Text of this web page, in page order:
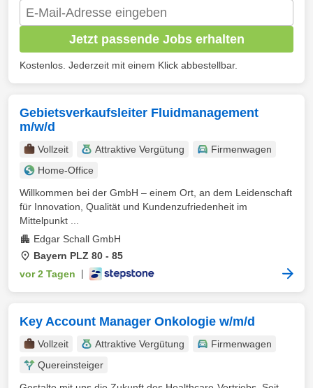
Jetzt passende Jobs erhalten
Kostenlos. Jederzeit mit einem Klick abbestellbar.
Gebietsverkaufsleiter Fluidmanagement
m/w/d
Vollzeit Attraktive Vergütung
Firmenwagen
Home-Office
Willkommen bei der GmbH – einem Ort, an dem Leidenschaft
für Innovation, Qualität und Kundenzufriedenheit im
Mittelpunkt ...
Edgar Schall GmbH
Bayern PLZ 80 - 85
vor 2 Tagen
Key Account Manager Onkologie w/m/d
Vollzeit Attraktive Vergütung
Firmenwagen
Quereinsteiger